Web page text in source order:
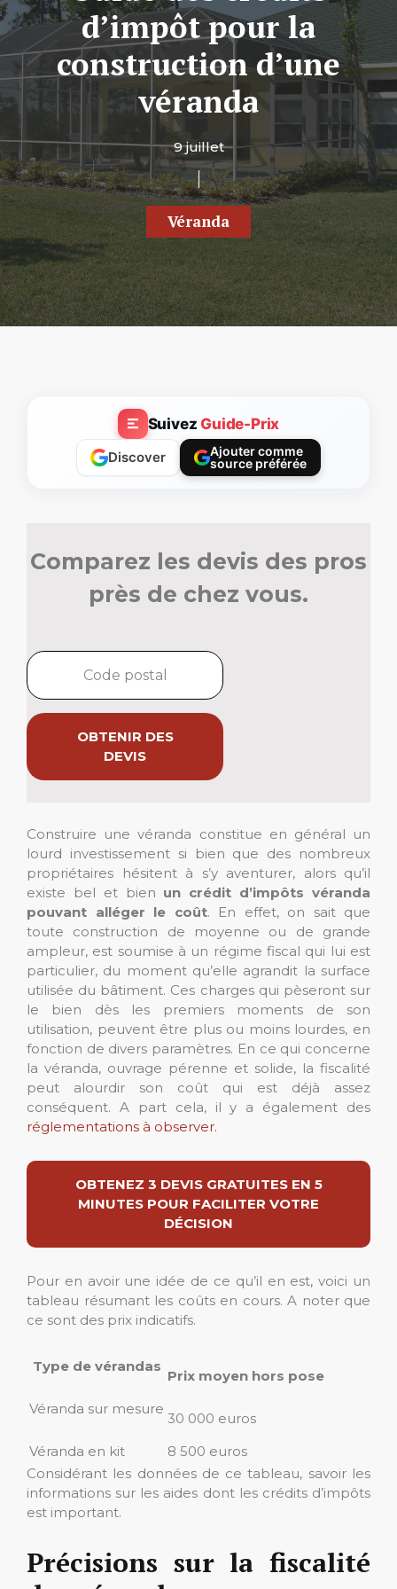
d’impôt pour la
construction d’une
véranda
9 juillet
Véranda
SuivezGuide-Prix
Discover
Ajouter comme
source préférée
Comparez les devis des pros
près de chez vous.
OBTENIR DES
DEVIS
Construire une véranda constitue en général un
lourd investissement si bien que des nombreux
propriétaires hésitent à s’y aventurer, alors qu’il
existe bel et bien un crédit d’impôts véranda
pouvant alléger le coût. En effet, on sait que
toute construction de moyenne ou de grande
ampleur, est soumise à un régime fiscal qui lui est
particulier, du moment qu’elle agrandit la surface
utilisée du bâtiment. Ces charges qui pèseront sur
le bien dès les premiers moments de son
utilisation, peuvent être plus ou moins lourdes, en
fonction de divers paramètres. En ce qui concerne
la véranda, ouvrage pérenne et solide, la fiscalité
peut alourdir son coût qui est déjà assez
conséquent. A part cela, il y a également des
réglementations à observer.
OBTENEZ 3 DEVIS GRATUITES EN 5
MINUTES POUR FACILITER VOTRE
DÉCISION
Pour en avoir une idée de ce qu’il en est, voici un
tableau résumant les coûts en cours. A noter que
ce sont des prix indicatifs.
Type de vérandas
Prix moyen hors pose
Véranda sur mesure
30 000 euros
Véranda en kit
8 500 euros
Considérant les données de ce tableau, savoir les
informations sur les aides dont les crédits d’impôts
est important.
Précisions sur la fiscalité